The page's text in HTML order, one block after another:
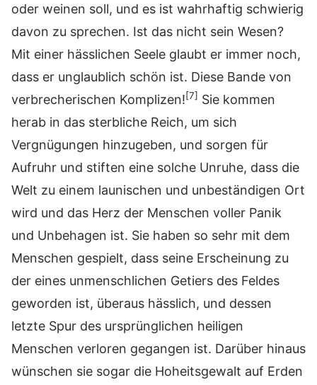
oder weinen soll, und es ist wahrhaftig schwierig
davon zu sprechen. Ist das nicht sein Wesen?
Mit einer hässlichen Seele glaubt er immer noch,
dass er unglaublich schön ist. Diese Bande von
verbrecherischen Komplizen![7] Sie kommen
herab in das sterbliche Reich, um sich
Vergnügungen hinzugeben, und sorgen für
Aufruhr und stiften eine solche Unruhe, dass die
Welt zu einem launischen und unbeständigen Ort
wird und das Herz der Menschen voller Panik
und Unbehagen ist. Sie haben so sehr mit dem
Menschen gespielt, dass seine Erscheinung zu
der eines unmenschlichen Getiers des Feldes
geworden ist, überaus hässlich, und dessen
letzte Spur des ursprünglichen heiligen
Menschen verloren gegangen ist. Darüber hinaus
wünschen sie sogar die Hoheitsgewalt auf Erden